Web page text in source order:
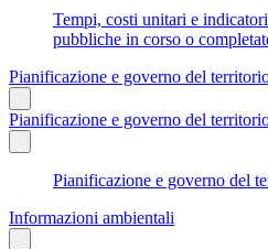
Tempi, costi unitari e
pubbliche in corso o
Pianificazione e governo del
Pianificazione e governo del
Pianificazione e governo del
Informazioni ambientali